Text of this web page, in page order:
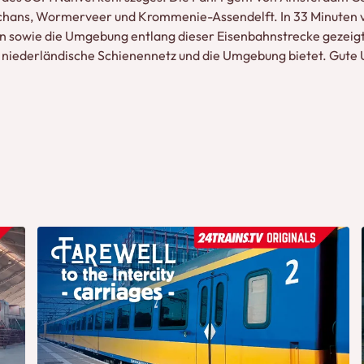
Wormerveer und Krommenie-Assendelft. In 33
die Umgebung entlang dieser Eisenbahnstrecke
Schienennetz und die Umgebung bietet.